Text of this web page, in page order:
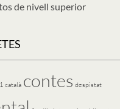
de nivell superior
català contes despistat